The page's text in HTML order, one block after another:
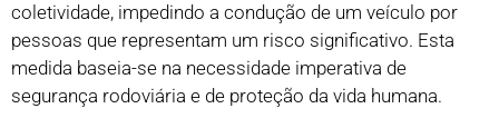
coletividade, impedindo a condução de um veículo por
pessoas que representam um risco significativo. Esta
medida baseia-se na necessidade imperativa de
segurança rodoviária e de proteção da vida humana.